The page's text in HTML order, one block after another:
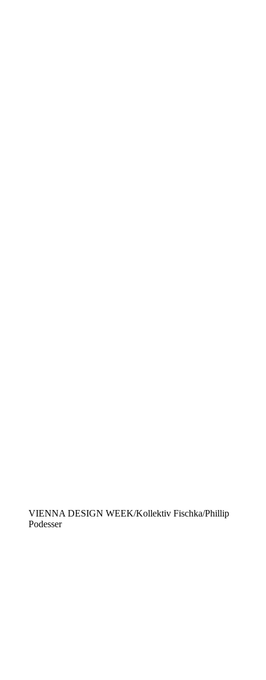
VIENNA DESIGN WEEK/Kollektiv Fischka/Phillip
Podesser